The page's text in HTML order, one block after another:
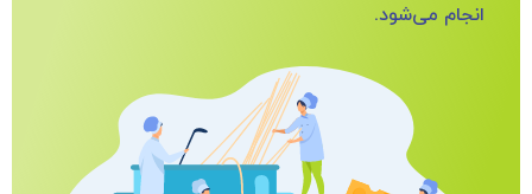
انجام می‌شود.